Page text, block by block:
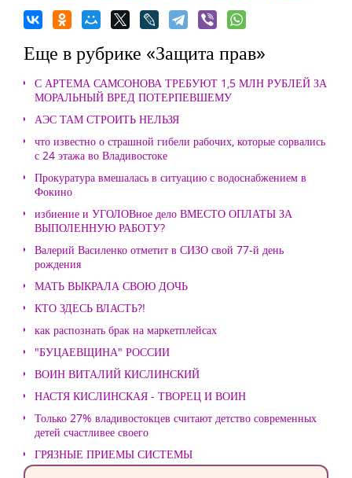
Еще в рубрике «Защита прав»
С АРТЕМА САМСОНОВА ТРЕБУЮТ 1,5 МЛН РУБЛЕЙ ЗА
МОРАЛЬНЫЙ ВРЕД ПОТЕРПЕВШЕМУ
АЭС ТАМ СТРОИТЬ НЕЛЬЗЯ
что известно о страшной гибели рабочих, которые сорвались
с 24 этажа во Владивостоке
Прокуратура вмешалась в ситуацию с водоснабжением в
Фокино
избиение и УГОЛОВное дело ВМЕСТО ОПЛАТЫ ЗА
ВЫПОЛЕННУЮ РАБОТУ?
Валерий Василенко отметит в СИЗО свой 77-й день
рождения
МАТЬ ВЫКРАЛА СВОЮ ДОЧЬ
КТО ЗДЕСЬ ВЛАСТЬ?!
как распознать брак на маркетплейсах
"БУЦАЕВЩИНА" РОССИИ
ВОИН ВИТАЛИЙ КИСЛИНСКИЙ
НАСТЯ КИСЛИНСКАЯ - ТВОРЕЦ И ВОИН
Только 27% владивостокцев считают детство современных
детей счастливее своего
ГРЯЗНЫЕ ПРИЕМЫ СИСТЕМЫ